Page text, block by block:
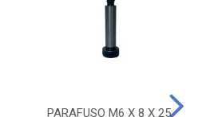
PARAFUSO M6 X 8 X 25